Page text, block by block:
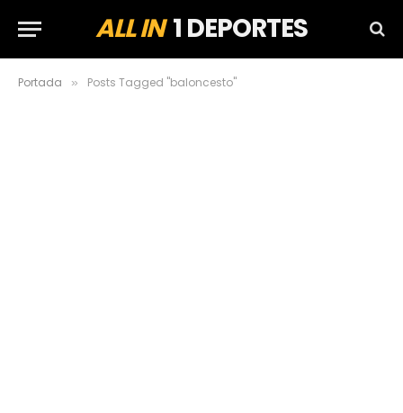
ALL IN1 DEPORTES
Portada » Posts Tagged "baloncesto"